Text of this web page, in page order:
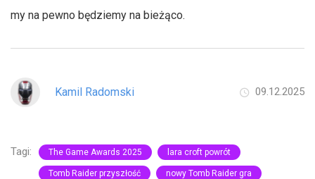
my na pewno będziemy na bieżąco.
Kamil Radomski 09.12.2025
Tagi: The Game Awards 2025 lara croft powrót
Tomb Raider przyszłość nowy Tomb Raider gra